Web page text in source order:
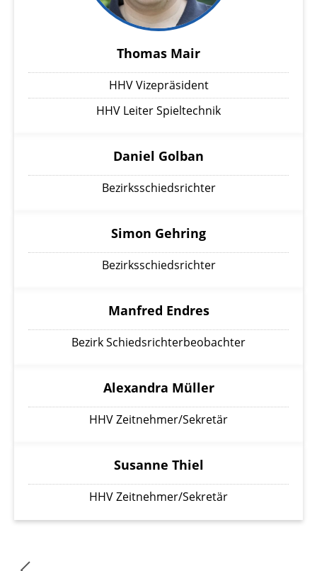
Thomas Mair
HHV Vizepräsident
HHV Leiter Spieltechnik
Daniel Golban
Bezirksschiedsrichter
Simon Gehring
Bezirksschiedsrichter
Manfred Endres
Bezirk Schiedsrichterbeobachter
Alexandra Müller
HHV Zeitnehmer/Sekretär
Susanne Thiel
HHV Zeitnehmer/Sekretär